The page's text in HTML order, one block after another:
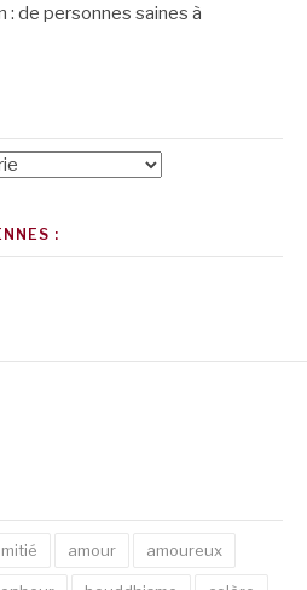
: de personnes saines à
:
amour amoureux